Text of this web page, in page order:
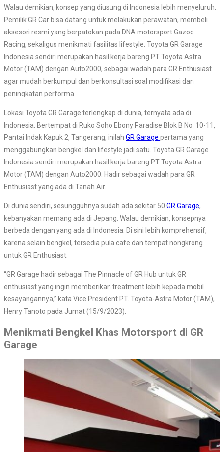
Walau demikian, konsep yang diusung di Indonesia lebih menyeluruh.
Pemilik GR Car bisa datang untuk melakukan perawatan, membeli
aksesori resmi yang berpatokan pada DNA motorsport Gazoo
Racing, sekaligus menikmati fasilitas lifestyle. Toyota GR Garage
Indonesia sendiri merupakan hasil kerja bareng PT Toyota Astra
Motor (TAM) dengan Auto2000, sebagai wadah para GR Enthusiast
agar mudah berkumpul dan berkonsultasi soal modifikasi dan
peningkatan performa.
Lokasi Toyota GR Garage terlengkap di dunia, ternyata ada di
Indonesia. Bertempat di Ruko Soho Ebony Paradise Blok B No. 10-11,
Pantai Indak Kapuk 2, Tangerang, inilah GR Garage pertama yang
menggabungkan bengkel dan lifestyle jadi satu. Toyota GR Garage
Indonesia sendiri merupakan hasil kerja bareng PT Toyota Astra
Motor (TAM) dengan Auto2000. Hadir sebagai wadah para GR
Enthusiast yang ada di Tanah Air.
Di dunia sendiri, sesungguhnya sudah ada sekitar 50 GR Garage,
kebanyakan memang ada di Jepang. Walau demikian, konsepnya
berbeda dengan yang ada di Indonesia. Di sini lebih komprehensif,
karena selain bengkel, tersedia pula cafe dan tempat nongkrong
untuk GR Enthusiast.
“GR Garage hadir sebagai The Pinnacle of GR Hub untuk GR
enthusiast yang ingin memberikan treatment lebih kepada mobil
kesayangannya,” kata Vice President PT. Toyota-Astra Motor (TAM),
Henry Tanoto pada Jumat (15/9/2023).
Menikmati Bengkel Khas Motorsport di GR
Garage